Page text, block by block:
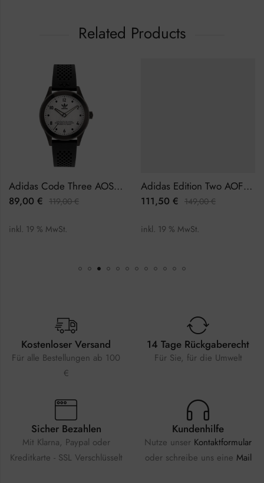
Related Products
Adidas Code Three AOSY22517 Herrenuhr
89,00 € 119,00€
inkl. 19 % MwSt.
Adidas Edition Two AOFH22001 Herrenuhr
111,50 € 149,00€
inkl. 19 % MwSt.
Kostenloser Versand
Für alle Bestellungen ab 100
€
14 Tage Rückgaberecht
Für Sie, für die Umwelt
Sicher Bezahlen
Mit Klarna, Paypal oder
Kreditkarte - SSL Verschlüsselt
Kundenhilfe
Nutze unser Kontaktformular
oder schreibe uns eine Mail